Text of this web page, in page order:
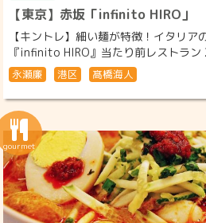
【東京】赤坂「infinito HIRO」
【キントレ】細い麺が特徴！イタリ
『infinito HIRO』当たり前レストラ
永瀬廉 港区 髙橋海人